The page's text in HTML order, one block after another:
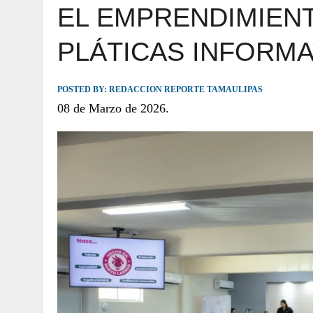
JULIO 30, 2026 TAMAULIPAS TE INVITA A DESCUBRIR EL
EL
PLÁTICAS
POSTED BY: REDACCION REPORTE TAMAULIPAS
08 de Marzo de 2026.